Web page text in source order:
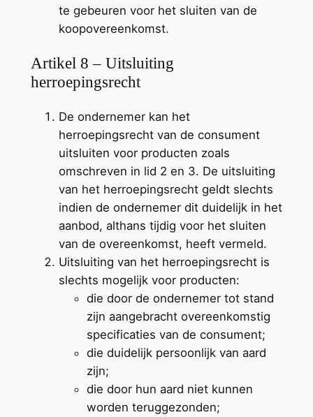
te gebeuren voor het sluiten van de
koopovereenkomst.
Artikel 8 – Uitsluiting
herroepingsrecht
De ondernemer kan het
herroepingsrecht van de consument
uitsluiten voor producten zoals
omschreven in lid 2 en 3. De uitsluiting
van het herroepingsrecht geldt slechts
indien de ondernemer dit duidelijk in het
aanbod, althans tijdig voor het sluiten
van de overeenkomst, heeft vermeld.
Uitsluiting van het herroepingsrecht is
slechts mogelijk voor producten:
die door de ondernemer tot stand
zijn aangebracht overeenkomstig
specificaties van de consument;
die duidelijk persoonlijk van aard
zijn;
die door hun aard niet kunnen
worden teruggezonden;